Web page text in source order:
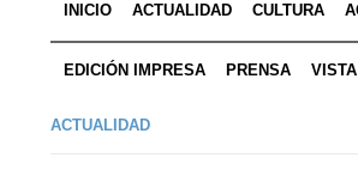
INICIO ACTUALIDAD CULTURA
EDICIÓN IMPRESA PRENSA
ACTUALIDAD